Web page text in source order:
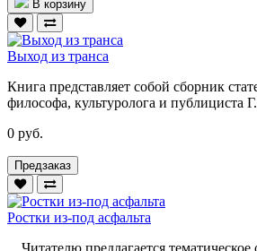
В корзину
Выход из транса
Книга представляет собой сборник
философа, культуролога и публициста
0 руб.
Предзаказ
Ростки из-под асфальта
Читателю предлагается тематическое